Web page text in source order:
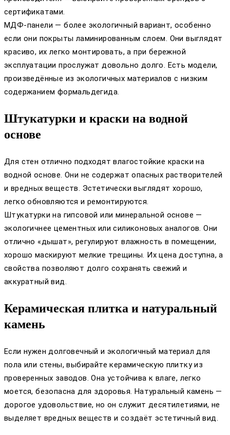
сертификатами.
МДФ-панели — более экологичный вариант, особенно
если они покрыты ламинированным слоем. Они выглядят
красиво, их легко монтировать, а при бережной
эксплуатации прослужат довольно долго. Есть модели,
произведённые из экологичных материалов с низким
содержанием формальдегида.
Штукатурки и краски на водной
основе
Для стен отлично подходят влагостойкие краски на
водной основе. Они не содержат опасных растворителей
и вредных веществ. Эстетически выглядят хорошо,
легко обновляются и ремонтируются.
Штукатурки на гипсовой или минеральной основе —
экологичнее цементных или силиконовых аналогов. Они
отлично «дышат», регулируют влажность в помещении,
хорошо маскируют мелкие трещины. Их цена доступна, а
свойства позволяют долго сохранять свежий и
аккуратный вид.
Керамическая плитка и натуральный
камень
Если нужен долговечный и экологичный материал для
пола или стены, выбирайте керамическую плитку из
проверенных заводов. Она устойчива к влаге, легко
моется, безопасна для здоровья. Натуральный камень —
дорогое удовольствие, но он служит десятилетиями, не
выделяет вредных веществ и создаёт эстетичный вид.